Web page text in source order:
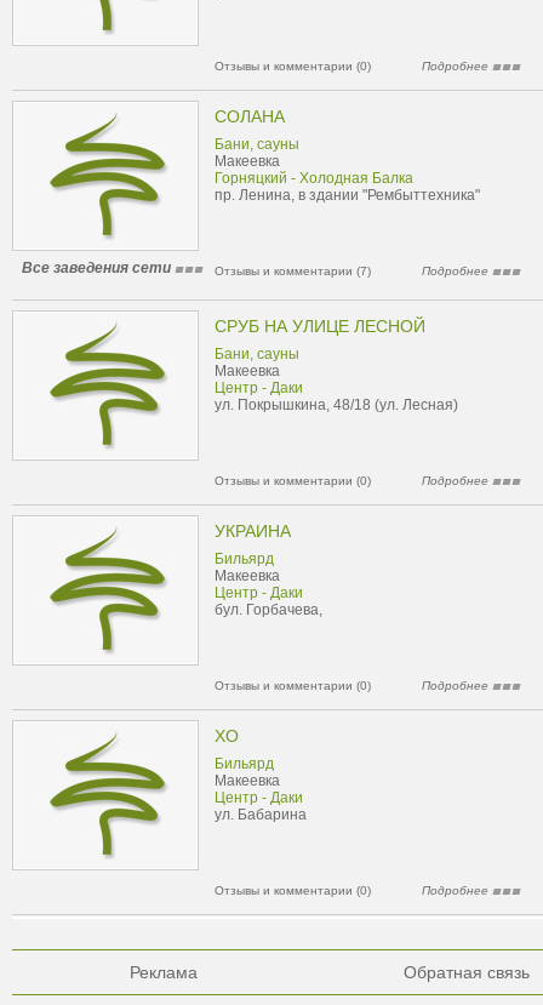
Отзывы и комментарии (0) Подробнее
СОЛАНА
Бани, сауны
Макеевка
Горняцкий - Холодная Балка
пр. Ленина, в здании "Рембыттехника"
Все заведения сети Отзывы и комментарии (7) Подробнее
СРУБ НА УЛИЦЕ ЛЕСНОЙ
Бани, сауны
Макеевка
Центр - Даки
ул. Покрышкина, 48/18 (ул. Лесная)
Отзывы и комментарии (0) Подробнее
УКРАИНА
Бильярд
Макеевка
Центр - Даки
бул. Горбачева,
Отзывы и комментарии (0) Подробнее
ХО
Бильярд
Макеевка
Центр - Даки
ул. Бабарина
Отзывы и комментарии (0) Подробнее
Реклама Обратная связь